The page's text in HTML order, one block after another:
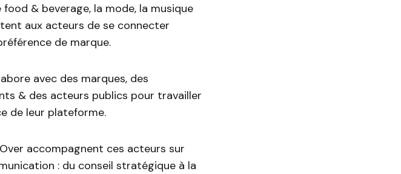
& beverage, la mode, la musique
aux acteurs de se connecter
de marque.
avec des marques, des
& des acteurs publics pour travailler
de leur plateforme.
accompagnent ces acteurs sur
: du conseil stratégique à la